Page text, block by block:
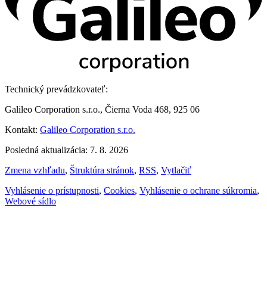
Technický prevádzkovateľ:
Galileo Corporation s.r.o., Čierna Voda 468, 925 06
Kontakt: Galileo Corporation s.r.o.
Posledná aktualizácia: 7. 8. 2026
Zmena vzhľadu, Štruktúra stránok, RSS, Vytlačiť
Vyhlásenie o prístupnosti, Cookies, Vyhlásenie o ochrane súkromia,
Webové sídlo